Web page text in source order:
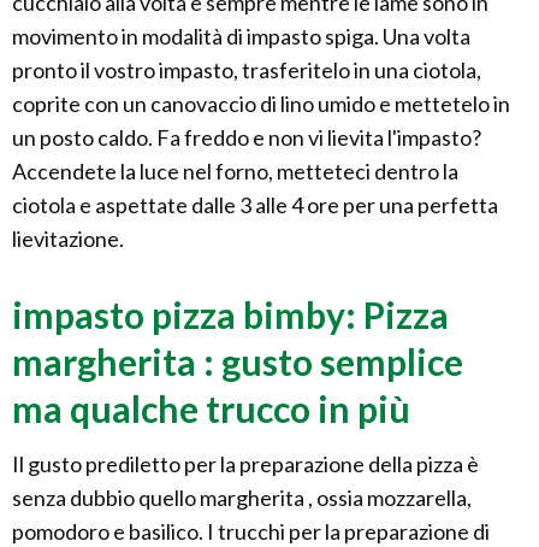
movimento in modalità di impasto spiga. Una volta
pronto il vostro impasto, trasferitelo in una ciotola,
coprite con un canovaccio di lino umido e mettetelo in
un posto caldo. Fa freddo e non vi lievita l'impasto?
Accendete la luce nel forno, metteteci dentro la
ciotola e aspettate dalle 3 alle 4 ore per una perfetta
lievitazione.
impasto pizza bimby: Pizza
margherita : gusto semplice
ma qualche trucco in più
Il gusto prediletto per la preparazione della pizza è
senza dubbio quello margherita , ossia mozzarella,
pomodoro e basilico. I trucchi per la preparazione di